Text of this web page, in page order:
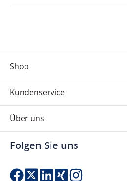
Shop
Kundenservice
Über uns
Folgen Sie uns